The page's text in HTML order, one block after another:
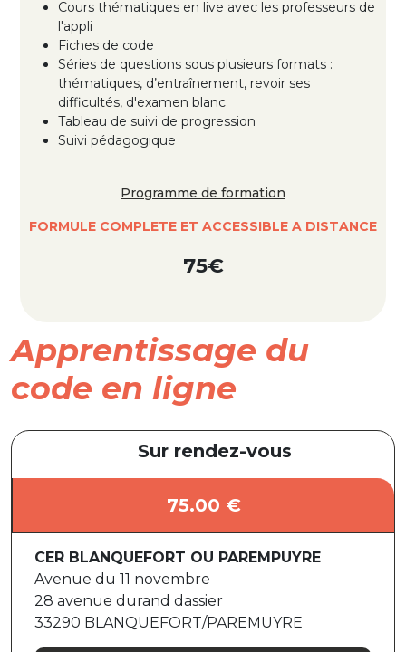
Cours thématiques en live avec les professeurs de
l'appli
Fiches de code
Séries de questions sous plusieurs formats :
thématiques, d’entraînement, revoir ses
difficultés, d'examen blanc
Tableau de suivi de progression
Suivi pédagogique
Programme de formation
FORMULE COMPLETE ET ACCESSIBLE A DISTANCE
75€
Apprentissage du
code en ligne
Sur rendez-vous
75.00 €
CER BLANQUEFORT OU PAREMPUYRE
Avenue du 11 novembre
28 avenue durand dassier
33290 BLANQUEFORT/PAREMUYRE